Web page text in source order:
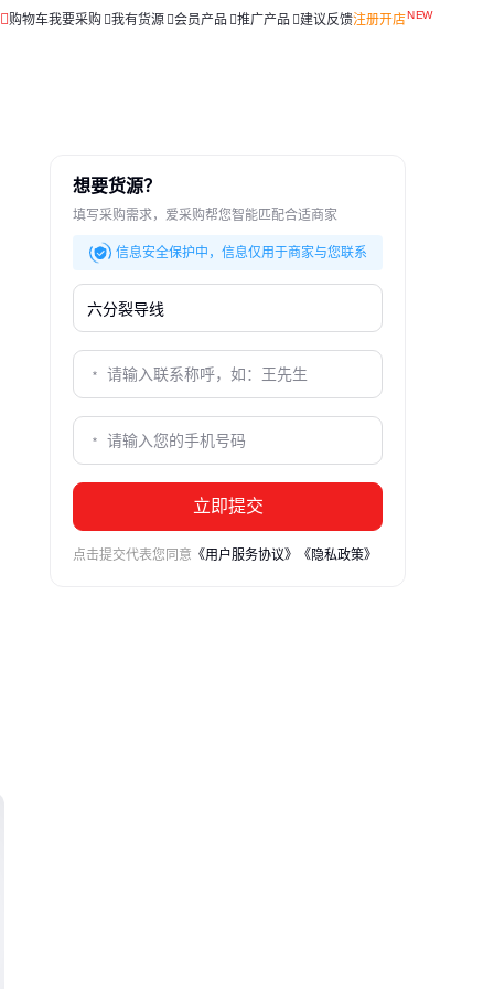
购物车我要采购 我有货源 会员产品 推广产品 建议反馈注册开店
想要货源？
填写采购需求，爱采购帮您智能匹配合适商家
信息安全保护中，信息仅用于商家与您联系
立即提交
点击提交代表您同意 《用户服务协议》 《隐私政策》